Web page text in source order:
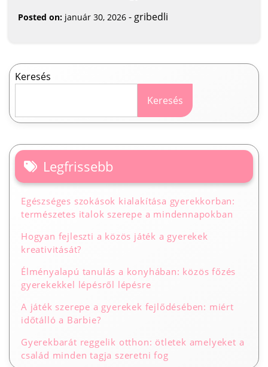
Posted on: január 30, 2026 - gribedli
Keresés
Keresés
Legfrissebb
Egészséges szokások kialakítása gyerekkorban:
természetes italok szerepe a mindennapokban
Hogyan fejleszti a közös játék a gyerekek
kreativitását?
Élményalapú tanulás a konyhában: közös főzés
gyerekekkel lépésről lépésre
A játék szerepe a gyerekek fejlődésében: miért
időtálló a Barbie?
Gyerekbarát reggelik otthon: ötletek amelyeket a
család minden tagja szeretni fog